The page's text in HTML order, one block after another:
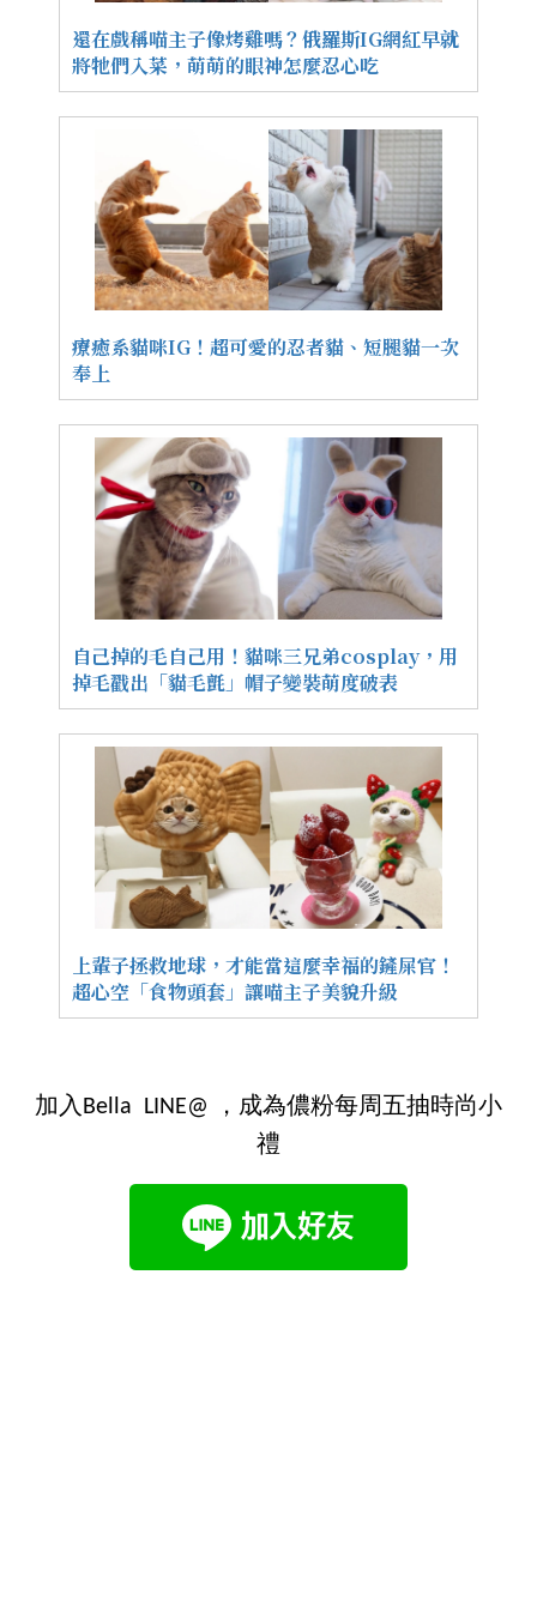
還在戲稱喵主子像烤雞嗎？俄羅斯IG網紅早就
將牠們入菜，萌萌的眼神怎麼忍心吃
療癒系貓咪IG！超可愛的忍者貓、短腿貓一次
奉上
自己掉的毛自己用！貓咪三兄弟cosplay，用
掉毛戳出「貓毛氈」帽子變裝萌度破表
上輩子拯救地球，才能當這麼幸福的鏟屎官！
超心空「食物頭套」讓喵主子美貌升級
加入Bella LINE@ ，成為儂粉每周五抽時尚小
禮